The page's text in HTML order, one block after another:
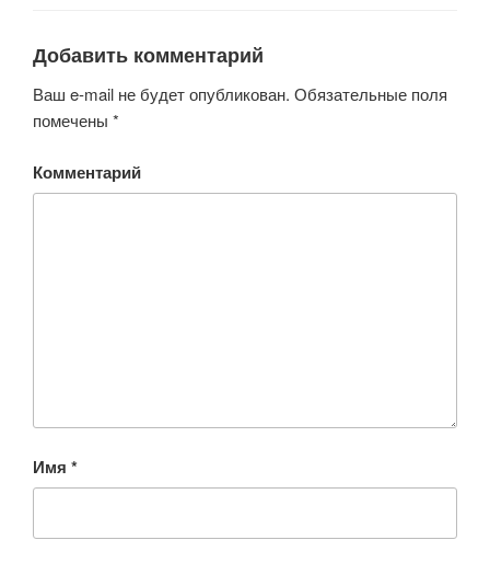
Добавить комментарий
Ваш e-mail не будет опубликован. Обязательные поля
помечены *
Комментарий
Имя *